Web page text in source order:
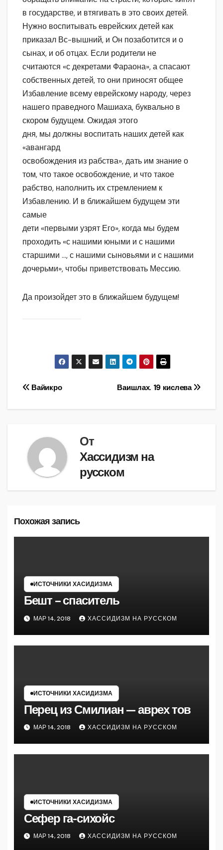
в государстве, и втягивать в это своих детей.
Нужно воспитывать еврейских детей как
приказал Вс-вышний, и Он позаботится и о
сынах, и об отцах. Если родители не
считаются «с декретами Фараона», а спасают
собственных детей, то они приносят общее
Избавление всему еврейскому народу, через
нашего праведного Машиаха, буквально в
скором будущем. Ожидая этого
дня, мы должны воспитать наших детей как
«авангард
освобождения из рабства», дать им знание о
том, что такое освобождение, и что такое
рабство, наполнить их стремлением к
Избавлению. И в ближайшем будущем эти
самые
дети «первыми узрят Его», когда мы будем
проходить «с нашими юными и с нашими
старшими …, с нашими сыновьями и с нашими
дочерьми», чтобы приветствовать Мессию.
Да произойдет это в ближайшем будущем!
Навигация
по
Ваишлах. 19 кислева
Вайикро
От
Хассидизм на
русском
Похожая запись
ИСТОЧНИКИ ХАСИДИЗМА
Бешт – спаситель
МАР 14, 2018 ХАССИДИЗМ НА РУССКОМ
ИСТОЧНИКИ ХАСИДИЗМА
Перец из Смилиан — аврех тов
МАР 14, 2018 ХАССИДИЗМ НА РУССКОМ
ИСТОЧНИКИ ХАСИДИЗМА
Сефер га-сихойс
МАР 14, 2018 ХАССИДИЗМ НА РУССКОМ